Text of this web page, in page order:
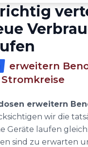
richtig
erweitern
erweitern
wir die
Geräte laufen
sind zu erwarten